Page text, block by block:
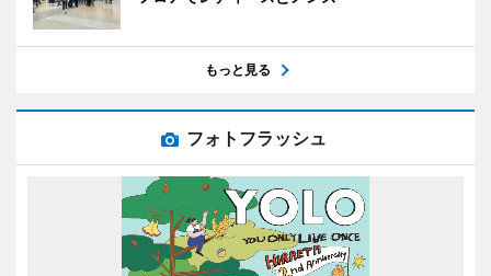
もっと見る
フォトフラッシュ